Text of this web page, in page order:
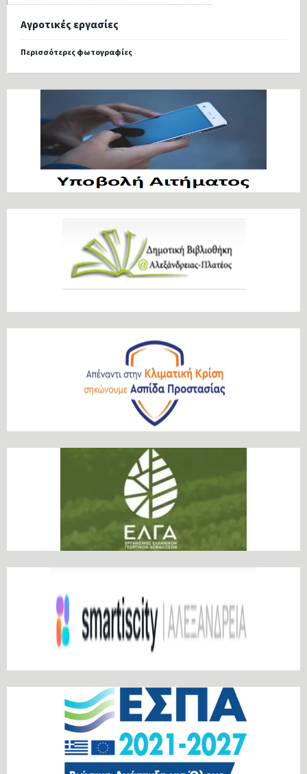
Αγροτικές εργασίες
Περισσότερες φωτογραφίες